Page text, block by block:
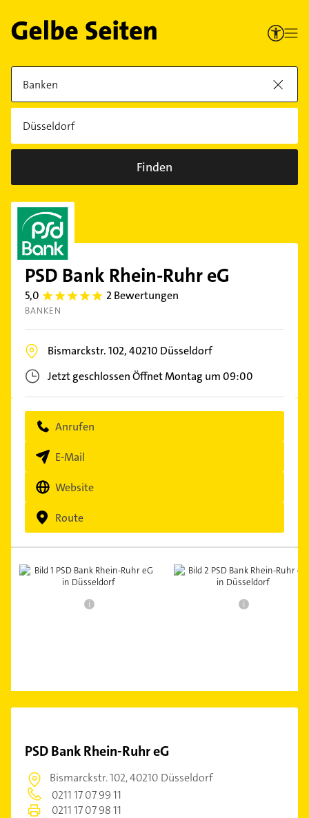
Finden
PSD Bank Rhein-Ruhr eG
5,0 5.0 2 Bewertungen
BANKEN
Bismarckstr. 102,40210 Düsseldorf
Jetzt geschlossenÖffnet Montag um 09:00
Anrufen
E-Mail
Website
Route
i i
PSD Bank Rhein-Ruhr eG
Bismarckstr. 102,40210 Düsseldorf
0211 17 07 99 11
0211 17 07 98 11